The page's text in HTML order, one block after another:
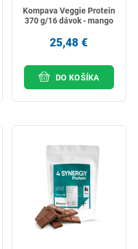
Kompava Veggie Protein
370 g/16 dávok - mango
25,48 €
DO KOŠÍKA